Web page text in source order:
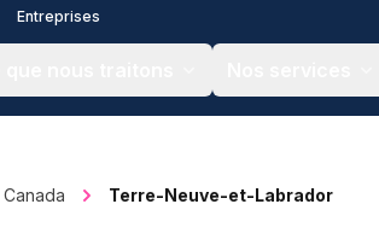
Entreprises
Canada Terre-Neuve-et-Labrador